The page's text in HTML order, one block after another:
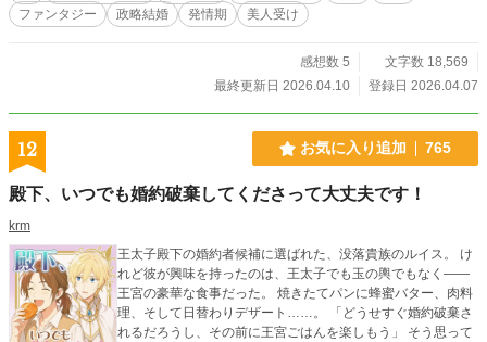
ファンタジー
政略結婚 発情期 美人受け
感想数 5
文字数 18,569
最終更新日 2026.04.10
登録日 2026.04.07
12 お気に入り追加 765
殿下、いつでも婚約破棄してくださって大丈夫です！
krm
王太子殿下の婚約者候補に選ばれた、没落貴族のルイス。 け
れど彼が興味を持ったのは、王太子でも玉の輿でもなく――
王宮の豪華な食事だった。 焼きたてパンに蜂蜜バター、肉料
理、そして日替わりデザート……。 「どうせすぐ婚約破棄さ
れるだろうし、その前に王宮ごはんを楽しもう」 そう思って